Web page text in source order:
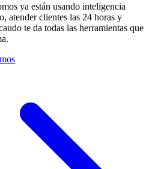
ya están usando inteligencia
atender clientes las 24 horas y
te da todas las herramientas que